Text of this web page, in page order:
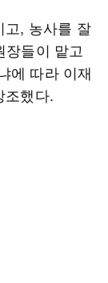
고, 농사를 잘
장들이 맡고
에 따라 이재
조했다.